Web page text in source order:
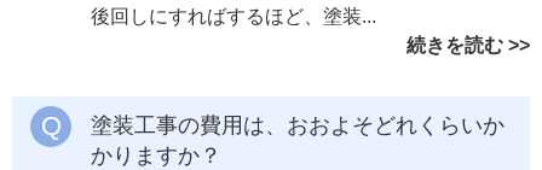
後回しにすればするほど、塗装...
続きを読む
塗装工事の費用は、おおよそどれくらいか
かりますか？